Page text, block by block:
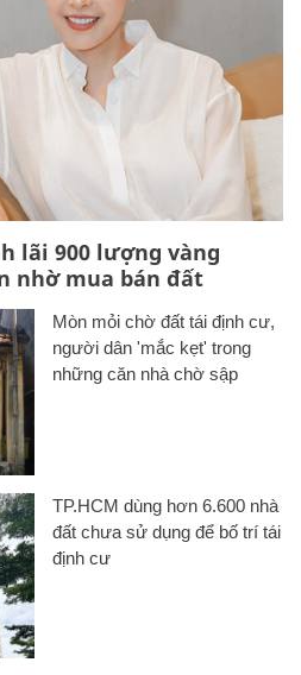
lãi 900 lượng vàng
nhờ mua bán đất
Mòn mỏi chờ đất tái định cư,
người dân 'mắc kẹt' trong
những căn nhà chờ sập
TP.HCM dùng hơn 6.600 nhà
đất chưa sử dụng để bố trí tái
định cư